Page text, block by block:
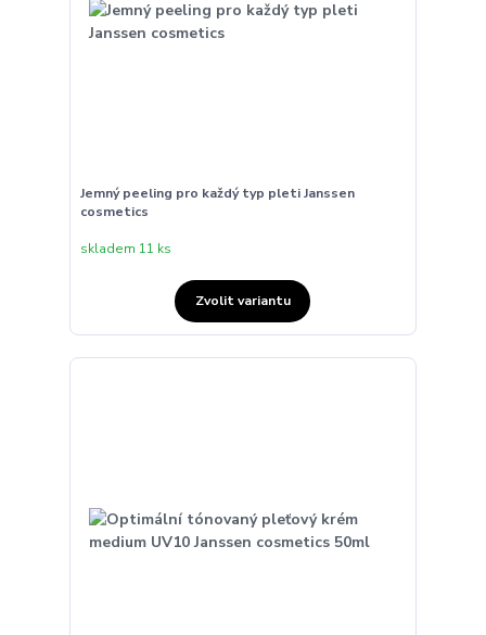
Jemný peeling pro každý typ pleti Janssen
cosmetics
skladem 11 ks
Zvolit variantu